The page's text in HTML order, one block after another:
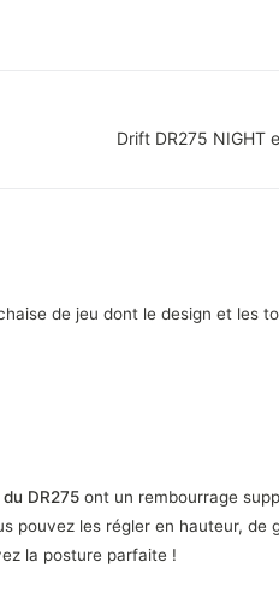
Drift DR275 NIGHT
de jeu dont le design et les
DR275 ont un rembourrage
pouvez les régler en hauteur, de
la posture parfaite !